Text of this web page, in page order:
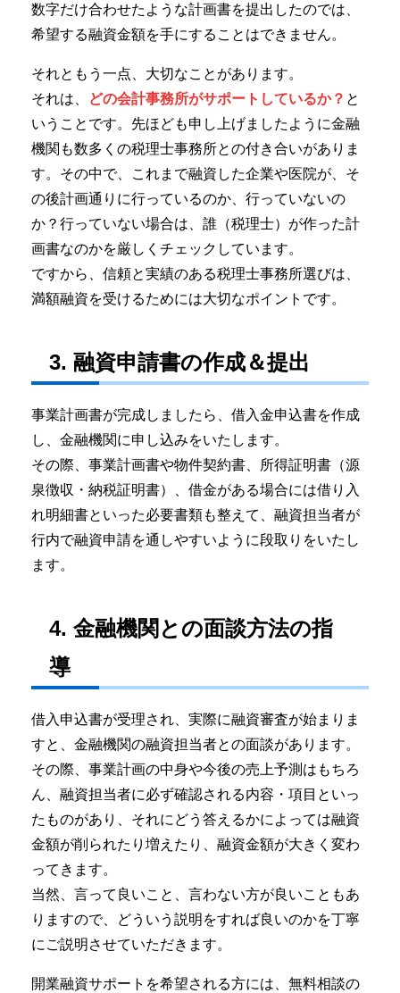
数字だけ合わせたような計画書を提出したのでは、
希望する融資金額を手にすることはできません。
それともう一点、大切なことがあります。
それは、
どの会計事務所がサポートしているか？ と
いうことです。先ほども申し上げましたように金融
機関も数多くの税理士事務所との付き合いがありま
す。その中で、これまで融資した企業や医院が、そ
の後計画通りに行っているのか、行っていないの
か？行っていない場合は、誰（税理士）が作った計
画書なのかを厳しくチェックしています。
ですから、信頼と実績のある税理士事務所選びは、
満額融資を受けるためには大切なポイントです。
3. 融資申請書の作成＆提出
事業計画書が完成しましたら、借入金申込書を作成
し、金融機関に申し込みをいたします。
その際、事業計画書や物件契約書、所得証明書（源
泉徴収・納税証明書）、借金がある場合には借り入
れ明細書といった必要書類も整えて、融資担当者が
行内で融資申請を通しやすいように段取りをいたし
ます。
4. 金融機関との面談方法の指
導
借入申込書が受理され、実際に融資審査が始まりま
すと、金融機関の融資担当者との面談があります。
その際、事業計画の中身や今後の売上予測はもちろ
ん、融資担当者に必ず確認される内容・項目といっ
たものがあり、それにどう答えるかによっては融資
金額が削られたり増えたり、融資金額が大きく変わ
ってきます。
当然、言って良いこと、言わない方が良いこともあ
りますので、どういう説明をすれば良いのかを丁寧
にご説明させていただきます。
開業融資サポートを希望される方には、無料相談の